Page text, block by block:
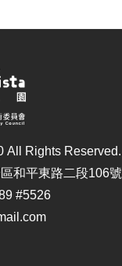
All Rights Reserved.
和平東路二段106
#5526